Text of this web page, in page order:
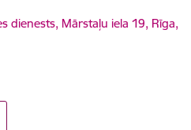
dienests, Mārstaļu iela 19, Rīga,